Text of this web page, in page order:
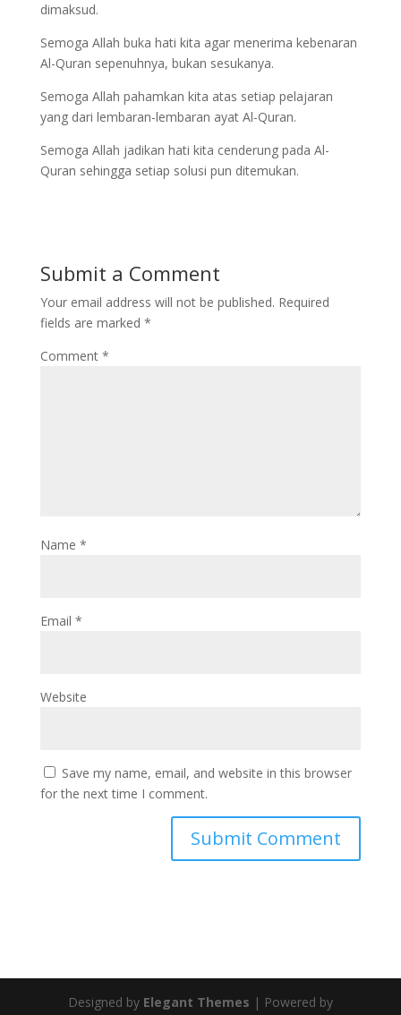
dimaksud.
Semoga Allah buka hati kita agar menerima kebenaran
Al-Quran sepenuhnya, bukan sesukanya.
Semoga Allah pahamkan kita atas setiap pelajaran
yang dari lembaran-lembaran ayat Al-Quran.
Semoga Allah jadikan hati kita cenderung pada Al-
Quran sehingga setiap solusi pun ditemukan.
Submit a Comment
Your email address will not be published. Required
fields are marked *
Comment *
Name *
Email *
Website
Save my name, email, and website in this browser
for the next time I comment.
Designed by Elegant Themes | Powered by